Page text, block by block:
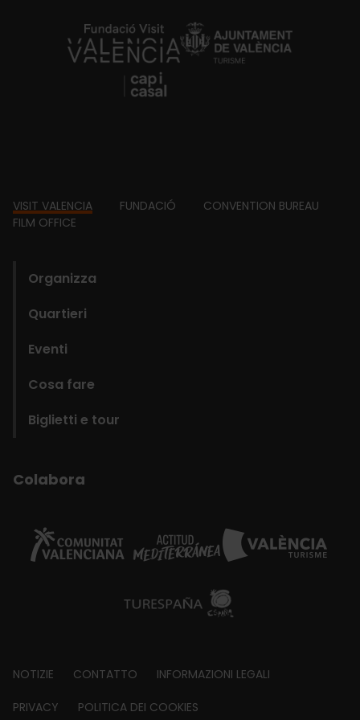
https://fundacion.visitvalencia.com/
Footer
VISIT VALENCIA FUNDACIÓ
CONVENTION BUREAU
FILM OFFICE
Organizza
Quartieri
Eventi
Cosa fare
Biglietti e tour
Colabora
Footer
about
NOTIZIE CONTATTO INFORMAZIONI LEGALI
PRIVACY POLITICA DEI COOKIES